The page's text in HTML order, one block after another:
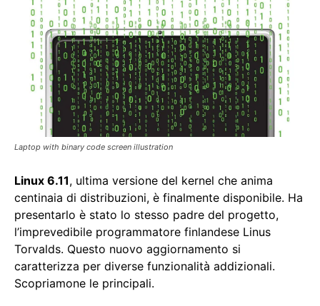
Laptop with binary code screen illustration
Linux 6.11, ultima versione del kernel che anima
centinaia di distribuzioni, è finalmente disponibile. Ha
presentarlo è stato lo stesso padre del progetto,
l’imprevedibile programmatore finlandese Linus
Torvalds. Questo nuovo aggiornamento si
caratterizza per diverse funzionalità addizionali.
Scopriamone le principali.